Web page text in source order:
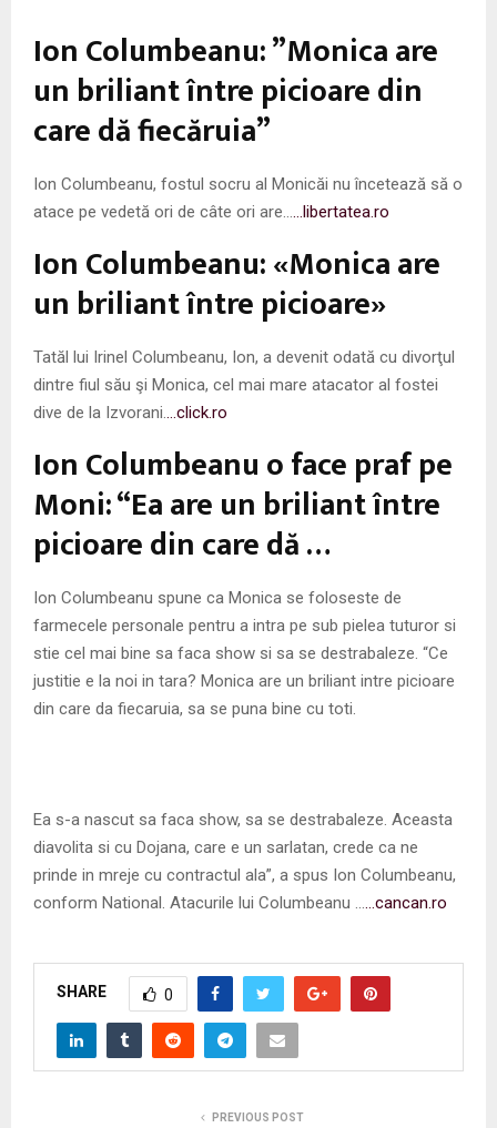
N
U
Ion Columbeanu: ”Monica are
un briliant între picioare din
care dă fiecăruia”
Ion Columbeanu, fostul socru al Monicăi nu încetează să o
atace pe vedetă ori de câte ori are…
…libertatea.ro
Ion Columbeanu: «Monica are
un briliant între picioare»
Tatăl lui Irinel Columbeanu, Ion, a devenit odată cu divorţul
dintre fiul său şi Monica, cel mai mare atacator al fostei
dive de la Izvorani.
…click.ro
Ion Columbeanu o face praf pe
Moni: “Ea are un briliant între
picioare din care dă …
Ion Columbeanu spune ca Monica se foloseste de
farmecele personale pentru a intra pe sub pielea tuturor si
stie cel mai bine sa faca show si sa se destrabaleze. “Ce
justitie e la noi in tara? Monica are un briliant intre picioare
din care da fiecaruia, sa se puna bine cu toti.
Ea s-a nascut sa faca show, sa se destrabaleze. Aceasta
diavolita si cu Dojana, care e un sarlatan, crede ca ne
prinde in mreje cu contractul ala”, a spus Ion Columbeanu,
conform National. Atacurile lui Columbeanu …
…cancan.ro
SHARE 0
PREVIOUS POST